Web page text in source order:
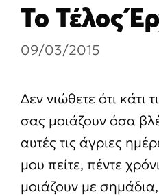
Το Τέλος
09/03/2015
Δεν νιώθετε ότι κάτι
σας μοιάζουν όσα
αυτές τις άγριες
μου πείτε, πέντε
μοιάζουν με σημάδια,